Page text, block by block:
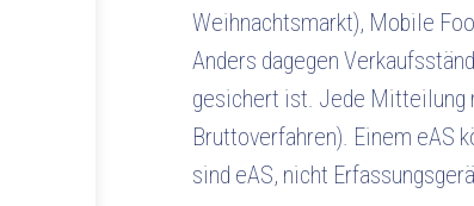
Weihnachtsmarkt), Mobile
Anders dagegen
gesichert ist. Jede Mitteilung
Bruttoverfahren). Einem eAS
sind eAS, nicht